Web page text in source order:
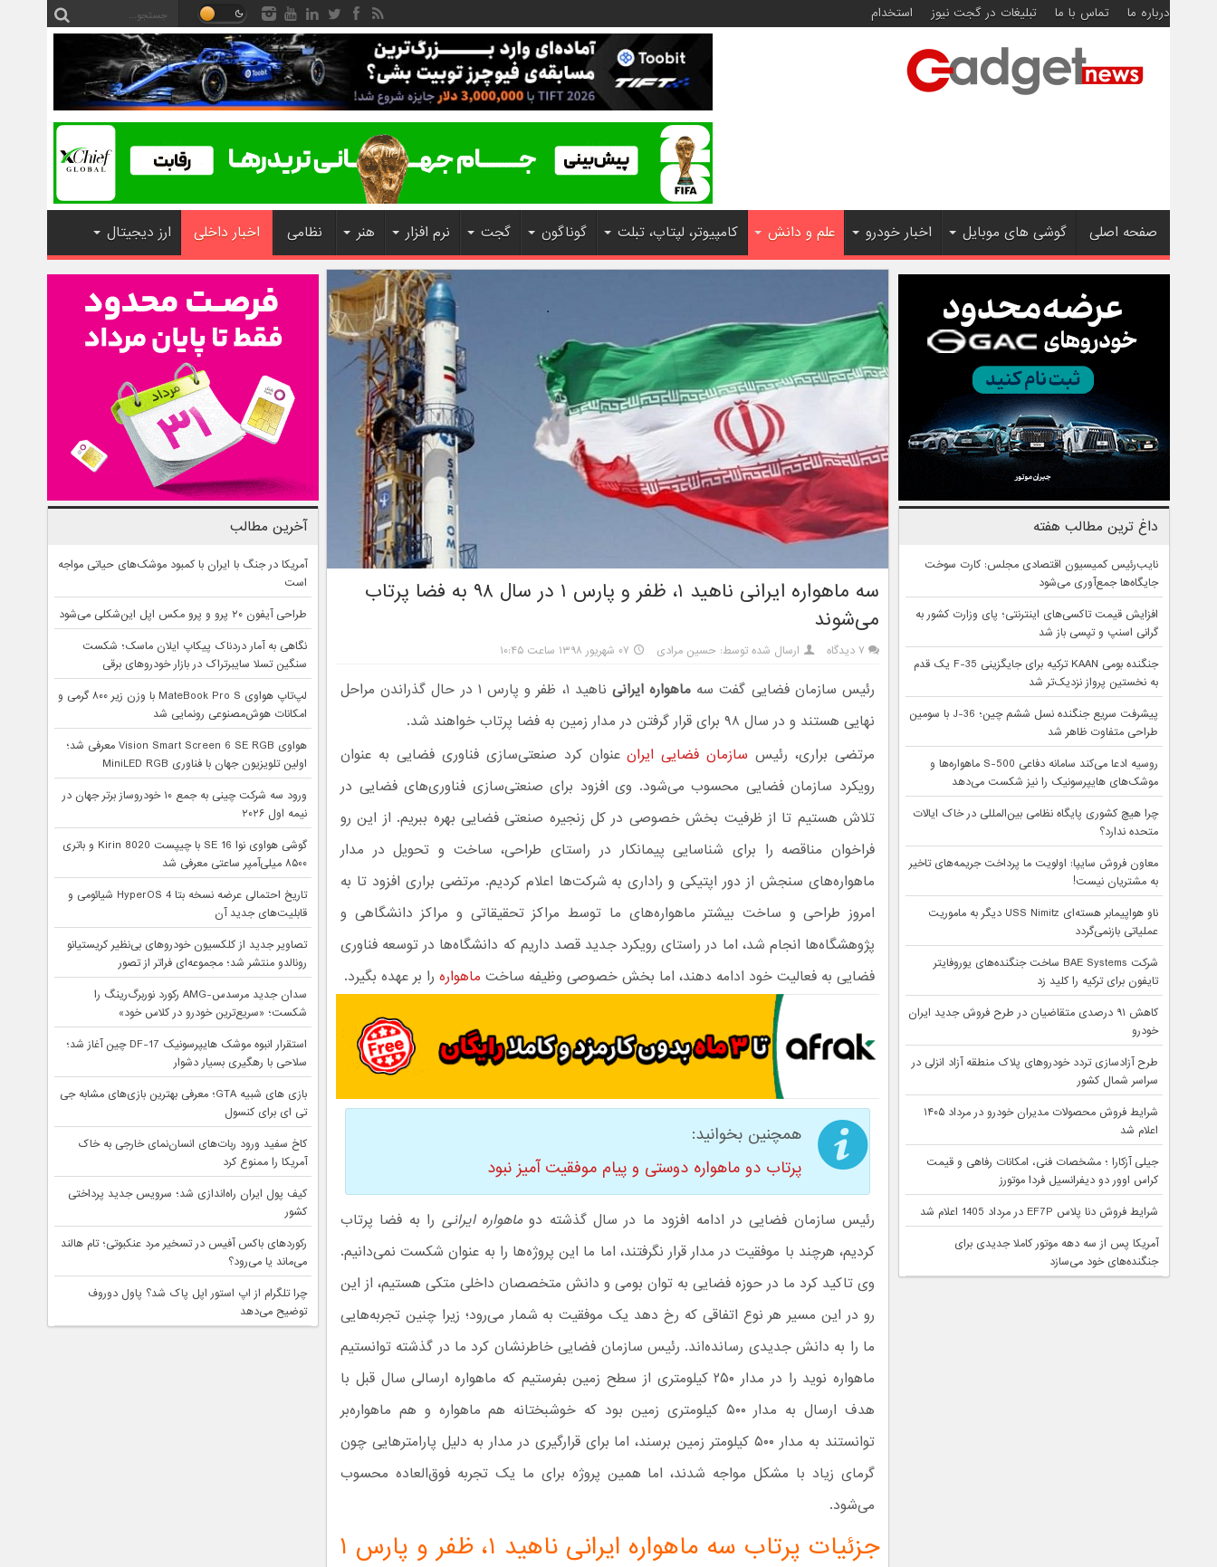
درباره ما تماس با ما تبلیغات در گجت نیوز استخدام
صفحه اصلی گوشی های موبایل اخبار خودرو علم و دانش کامپیوتر، لپتاپ، تبلت گوناگون گجت نرم افزار هنر نظامی اخبار داخلی ارز دیجیتال
سه ماهواره ایرانی ناهید ۱، ظفر و پارس ۱ در سال ۹۸ به فضا پرتاب
می‌شوند
۷ دیدگاه ارسال شده توسط: حسین مرادی ۰۷ شهریور ۱۳۹۸ ساعت ۱۰:۴۵
ماهواره ایرانی
ناهید ۱، ظفر و پارس ۱ در حال گذراندن مراحل
نهایی هستند و در سال ۹۸ برای قرار گرفتن در مدار زمین به فضا پرتاب خواهند شد.
مرتضی براری، ‎رئیس
سازمان فضایی ایرانعنوان کرد صنعتی‌سازی فناوری فضایی به عنوان
رویکرد سازمان فضایی محسوب می‌شود. وی افزود برای صنعتی‌سازی فناوری‌های فضایی در
تلاش هستیم تا از ظرفیت بخش خصوصی در کل زنجیره صنعتی فضایی بهره ببریم. از این رو
فراخوان مناقصه را برای شناسایی پیمانکار در راستای طراحی، ساخت و تحویل در مدار
ماهواره‌های سنجش از دور اپتیکی و راداری به شرکت‌ها اعلام کردیم. مرتضی براری افزود تا به
امروز طراحی و ساخت بیشتر ماهواره‌های ما توسط مراکز تحقیقاتی و مراکز دانشگاهی و
پژوهشگاه‌ها انجام شد، اما در راستای رویکرد جدید قصد داریم که دانشگاه‌ها در توسعه فناوری
فضایی به فعالیت خود ادامه دهند، اما بخش خصوصی وظیفه ساخت ماهواره را بر عهده بگیرد.
همچنین بخوانید:
پرتاب دو ماهواره دوستی و پیام موفقیت آمیز نبود
رئیس سازمان فضایی در ادامه افزود ما در سال گذشته دوماهواره ایرانی را به فضا پرتاب
کردیم، هرچند با موفقیت در مدار قرار نگرفتند، اما ما این پروژه‌ها را به عنوان شکست نمی‌دانیم.
وی تاکید کرد ما در حوزه فضایی به توان بومی و دانش متخصصان داخلی متکی هستیم، از این
رو در این مسیر هر نوع اتفاقی که رخ دهد یک موفقیت به شمار می‌رود؛ زیرا چنین تجربه‌هایی
ما را به دانش جدیدی رسانده‌اند. رئیس سازمان فضایی خاطرنشان کرد ما در گذشته توانستیم
ماهواره نوید را در مدار ۲۵۰ کیلومتری از سطح زمین بفرستیم که ماهواره ارسالی سال قبل با
هدف ارسال به مدار ۵۰۰ کیلومتری زمین بود که خوشبختانه هم ماهواره و هم ماهواره‌بر
توانستند به مدار ۵۰۰ کیلومتر زمین برسند، اما برای قرارگیری در مدار به دلیل پارامترهایی چون
گرمای زیاد با مشکل مواجه شدند، اما همین پروژه برای ما یک تجربه فوق‌العاده محسوب
می‌شود.
جزئیات پرتاب سه ماهواره ایرانی ناهید ۱، ظفر و پارس ۱
داغ ترین مطالب هفته
نایب‌رئیس کمیسیون اقتصادی مجلس: کارت سوخت
جایگاه‌ها جمع‌آوری می‌شود
افزایش قیمت تاکسی‌های اینترنتی؛ پای وزارت کشور به
گرانی اسنپ و تپسی باز شد
جنگنده بومی KAAN ترکیه برای جایگزینی F-35 یک قدم
به نخستین پرواز نزدیک‌تر شد
پیشرفت سریع جنگنده نسل ششم چین؛ J-36 با سومین
طراحی متفاوت ظاهر شد
روسیه ادعا می‌کند سامانه دفاعی S-500 ماهواره‌ها و
موشک‌های هایپرسونیک را نیز شکست می‌دهد
چرا هیچ کشوری پایگاه نظامی بین‌المللی در خاک ایالات
متحده ندارد؟
معاون فروش سایپا: اولویت ما پرداخت جریمه‌های تاخیر
به مشتریان نیست!
ناو هواپیمابر هسته‌ای USS Nimitz دیگر به ماموریت
عملیاتی بازنمی‌گردد
شرکت BAE Systems ساخت جنگنده‌های یوروفایتر
تایفون برای ترکیه را کلید زد
کاهش ۹۱ درصدی متقاضیان در طرح فروش جدید ایران
خودرو
طرح آزادسازی تردد خودروهای پلاک منطقه آزاد انزلی در
سراسر شمال کشور
شرایط فروش محصولات مدیران خودرو در مرداد ۱۴۰۵
اعلام شد
جیلی آزکارا ؛ مشخصات فنی، امکانات رفاهی و قیمت
کراس اوور دو دیفرانسیل فردا موتورز
شرایط فروش دنا پلاس EF7P در مرداد 1405 اعلام شد
آمریکا پس از سه دهه موتور کاملا جدیدی برای
جنگنده‌های خود می‌سازد
آخرین مطالب
آمریکا در جنگ با ایران با کمبود موشک‌های حیاتی مواجه
است
طراحی آیفون ۲۰ پرو و پرو مکس اپل این‌شکلی می‌شود
نگاهی به آمار دردناک پیکاپ ایلان ماسک؛ شکست
سنگین تسلا سایبرتراک در بازار خودروهای برقی
لپ‌تاپ هواوی MateBook Pro S با وزن زیر ۸۰۰ گرمی و
امکانات هوش‌مصنوعی رونمایی شد
هواوی Vision Smart Screen 6 SE RGB معرفی شد؛
اولین تلویزیون جهان با فناوری MiniLED RGB
ورود سه شرکت چینی به جمع ۱۰ خودروساز برتر جهان در
نیمه اول ۲۰۲۶
گوشی هواوی نوا 16 SE با چیپست Kirin 8020 و باتری
۸۵۰۰ میلی‌آمپر ساعتی معرفی شد
تاریخ احتمالی عرضه نسخه بتا HyperOS 4 شیائومی و
قابلیت‌های جدید آن
تصاویر جدید از کلکسیون خودروهای بی‌نظیر کریستیانو
رونالدو منتشر شد؛ مجموعه‌ای فراتر از تصور
سدان جدید مرسدس-AMG رکورد نوربرگ‌رینگ را
شکست؛ «سریع‌ترین خودرو در کلاس خود»
استقرار انبوه موشک هایپرسونیک DF-17 چین آغاز شد؛
سلاحی با رهگیری بسیار دشوار
بازی های شبیه GTA؛ معرفی بهترین بازی‌های مشابه جی
تی ای برای کنسول
کاخ سفید ورود ربات‌های انسان‌نمای خارجی به خاک
آمریکا را ممنوع کرد
کیف پول ایران راه‌اندازی شد؛ سرویس جدید پرداختی
کشور
رکوردهای باکس آفیس در تسخیر مرد عنکبوتی؛ تام هالند
می‌ماند یا می‌رود؟
چرا تلگرام از اپ استور اپل پاک شد؟ پاول دوروف
توضیح می‌دهد